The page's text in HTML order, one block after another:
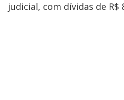
judicial, com dívidas de R$